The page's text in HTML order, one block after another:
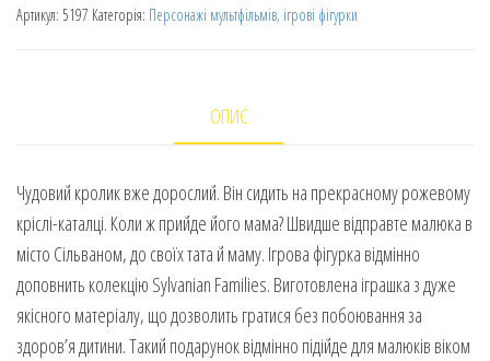
Артикул: 5197 Категорія: Персонажі мультфільмів, ігрові фігурки
ОПИС
Чудовий кролик вже дорослий. Він сидить на прекрасному рожевому
кріслі-каталці. Коли ж прийде його мама? Швидше відправте малюка в
місто Сільваном, до своїх тата й маму. Ігрова фігурка відмінно
доповнить колекцію Sylvanian Families. Виготовлена іграшка з дуже
якісного матеріалу, що дозволить гратися без побоювання за
здоров’я дитини. Такий подарунок відмінно підійде для малюків віком